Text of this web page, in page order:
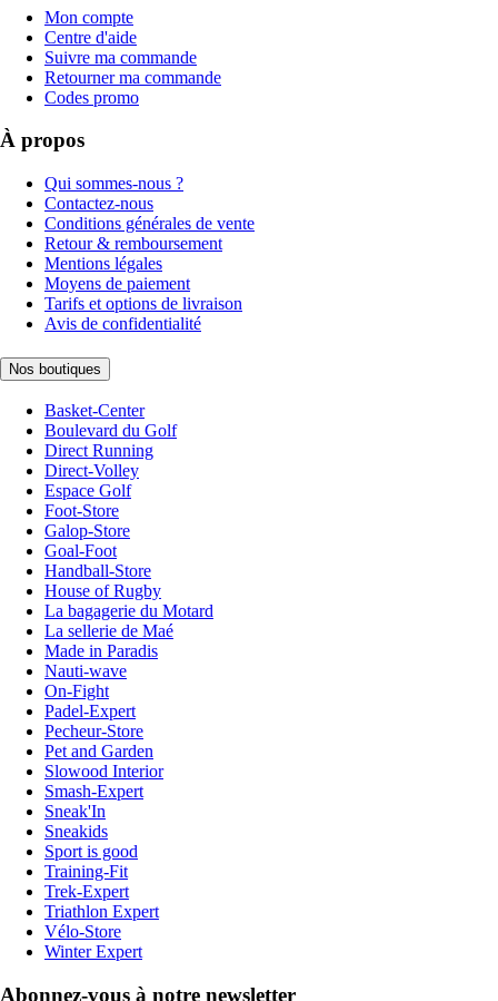
Mon compte
Centre d'aide
Suivre ma commande
Retourner ma commande
Codes promo
À propos
Qui sommes-nous ?
Contactez-nous
Conditions générales de vente
Retour & remboursement
Mentions légales
Moyens de paiement
Tarifs et options de livraison
Avis de confidentialité
Nos boutiques
Basket-Center
Boulevard du Golf
Direct Running
Direct-Volley
Espace Golf
Foot-Store
Galop-Store
Goal-Foot
Handball-Store
House of Rugby
La bagagerie du Motard
La sellerie de Maé
Made in Paradis
Nauti-wave
On-Fight
Padel-Expert
Pecheur-Store
Pet and Garden
Slowood Interior
Smash-Expert
Sneak'In
Sneakids
Sport is good
Training-Fit
Trek-Expert
Triathlon Expert
Vélo-Store
Winter Expert
Abonnez-vous à notre newsletter